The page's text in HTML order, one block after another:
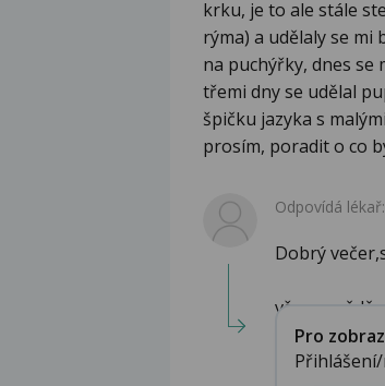
krku, je to ale stále
rýma) a udělaly se mi
na puchýřky, dnes
třemi dny se udělal
špičku jazyka s
prosím, poradit o co
Odpovídá lékař:
Dobrý
vše
Pro